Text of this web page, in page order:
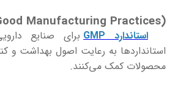
Manufacturing Practices)
استاندارد GMP
برای صنایع
استانداردها به رعایت اصول بهداشت و
محصولات کمک می‌کنند.